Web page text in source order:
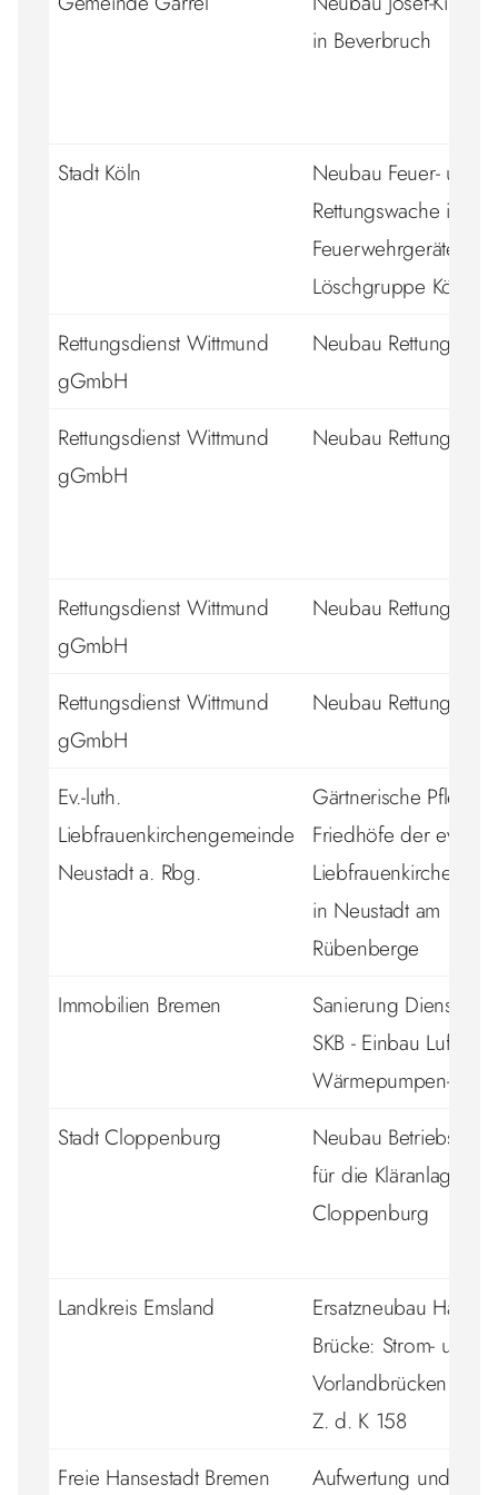
in Beverbruch
Stadt Köln
Neubau Feuer- und
Rettungswache inkl.
Löschgruppe Köln-Eil
Rettungsdienst Wittmund
gGmbH
Neubau
Rettungsdienst Wittmund
gGmbH
Neubau
Rettungsdienst Wittmund
gGmbH
Neubau
Rettungsdienst Wittmund
gGmbH
Neubau
Ev.-luth.
Liebfrauenkirchengemeinde
Neustadt a. Rbg.
Gärtnerische Pflege
Friedhöfe der ev.-luth.
in Neustadt am
Rübenberge
Immobilien Bremen
Sanierung
SKB - Einbau Luft/
Wärmepumpen-
Stadt Cloppenburg
Neubau
für die Kläranlage in
Cloppenburg
Landkreis Emsland
Ersatzneubau Halter
Brücke: Strom- und
Vorlandbrücken ü. d.
Z. d. K 158
Freie Hansestadt Bremen
Aufwertung und